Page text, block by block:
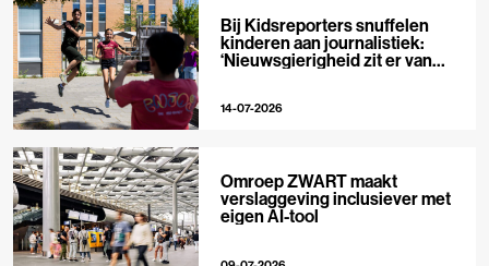
Bij Kidsreporters snuffelen
kinderen aan journalistiek:
‘Nieuwsgierigheid zit er van
14-07-2026
Omroep ZWART maakt
verslaggeving inclusiever met
eigen AI-tool